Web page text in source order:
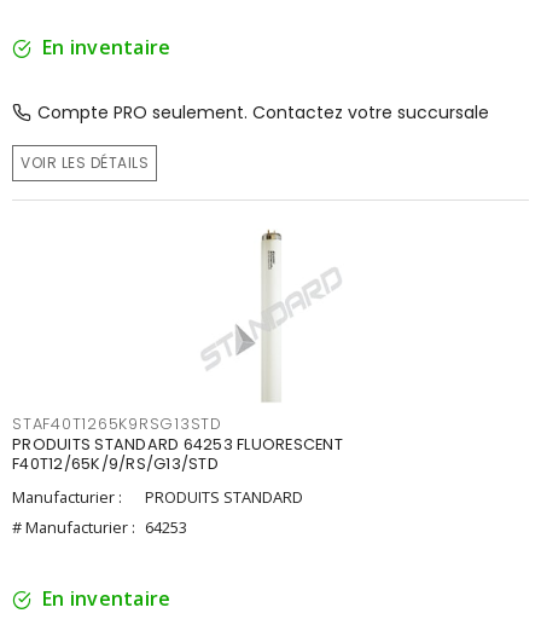
En inventaire
Compte PRO seulement. Contactez votre succursale
VOIR LES DÉTAILS
STAF40T1265K9RSG13STD
PRODUITS STANDARD 64253 FLUORESCENT
F40T12/65K/9/RS/G13/STD
Manufacturier :
PRODUITS STANDARD
# Manufacturier : 64253
En inventaire